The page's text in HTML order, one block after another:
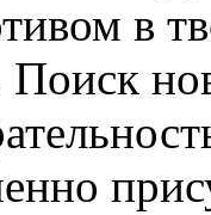
в
Поиск